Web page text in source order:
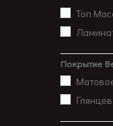
Топ
Покрытие